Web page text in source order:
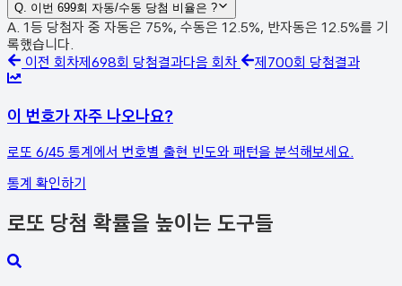
Q. 이번 699회 자동/수동 당첨 비율은 ?
A. 1등 당첨자 중 자동은 75%, 수동은 12.5%, 반자동은 12.5%를 기
록했습니다.
이전 회차제 698회 당첨결과다음 회차 제 700회 당첨결과
이 번호가 자주 나오나요?
로또 6/45 통계에서 번호별 출현 빈도와 패턴을 분석해보세요.
통계 확인하기
로또 당첨 확률을 높이는 도구들